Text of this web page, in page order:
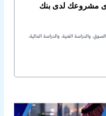
مشروعك لدى بنك
والدراسة الفنية، والدراسة المالية،